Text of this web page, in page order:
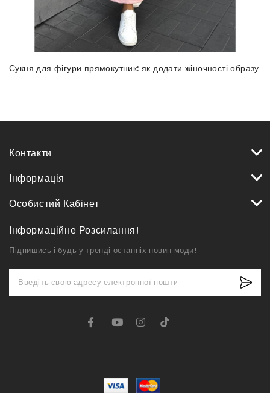
Сукня для фігури прямокутник: як додати жіночності образу
Контакти
Інформація
Особистий Кабінет
Інформаційне Розсилання!
Підпишись і будь у тренді останніх новин моди!